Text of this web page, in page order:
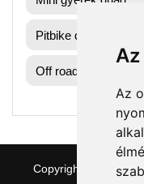
Az
Pitbike dirtbike gumik
Off road motorok
Copyright © 2026